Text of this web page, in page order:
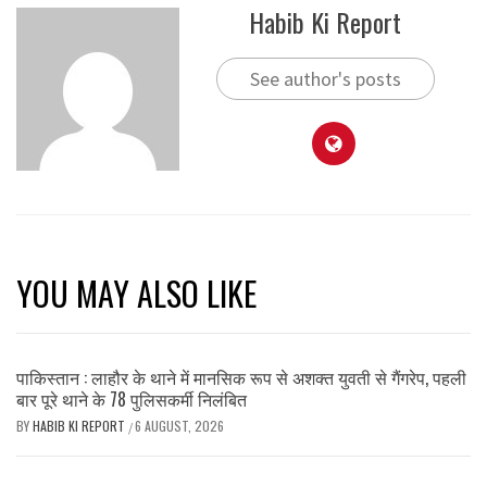
Habib Ki Report
See author's posts
YOU MAY ALSO LIKE
पाकिस्तान : लाहौर के थाने में मानसिक रूप से अशक्त युवती से गैंगरेप, पहली
बार पूरे थाने के 78 पुलिसकर्मी निलंबित
BYHABIB KI REPORT /6 AUGUST, 2026